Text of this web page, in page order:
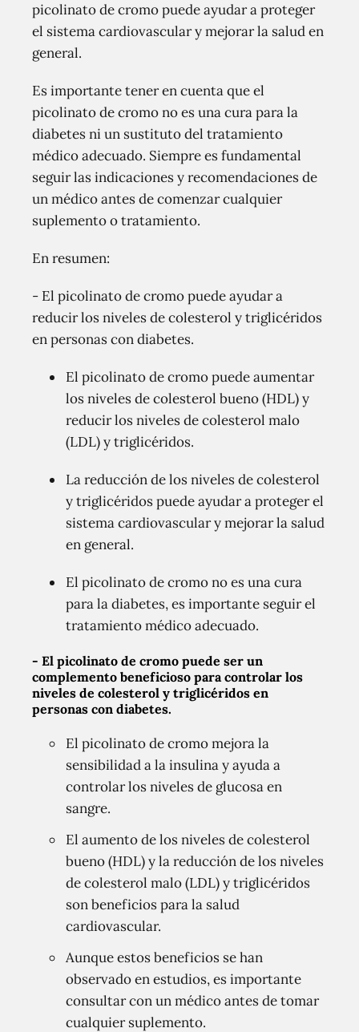
picolinato de cromo puede ayudar a proteger
el sistema cardiovascular y mejorar la salud en
general.
Es importante tener en cuenta que el
picolinato de cromo no es una cura para la
diabetes ni un sustituto del tratamiento
médico adecuado. Siempre es fundamental
seguir las indicaciones y recomendaciones de
un médico antes de comenzar cualquier
suplemento o tratamiento.
En resumen:
- El picolinato de cromo puede ayudar a
reducir los niveles de colesterol y triglicéridos
en personas con diabetes.
El picolinato de cromo puede aumentar
los niveles de colesterol bueno (HDL) y
reducir los niveles de colesterol malo
(LDL) y triglicéridos.
La reducción de los niveles de colesterol
y triglicéridos puede ayudar a proteger el
sistema cardiovascular y mejorar la salud
en general.
El picolinato de cromo no es una cura
para la diabetes, es importante seguir el
tratamiento médico adecuado.
- El picolinato de cromo puede ser un
complemento beneficioso para controlar los
niveles de colesterol y triglicéridos en
personas con diabetes.
El picolinato de cromo mejora la
sensibilidad a la insulina y ayuda a
controlar los niveles de glucosa en
sangre.
El aumento de los niveles de colesterol
bueno (HDL) y la reducción de los niveles
de colesterol malo (LDL) y triglicéridos
son beneficios para la salud
cardiovascular.
Aunque estos beneficios se han
observado en estudios, es importante
consultar con un médico antes de tomar
cualquier suplemento.